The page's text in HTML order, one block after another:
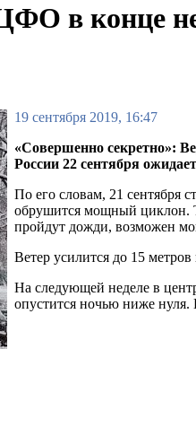
в конце
19 сентября 2019, 16:47
«Совершенно секретно»:
России 22 сентября
По его словам, 21 сентября
обрушится мощный циклон.
пройдут дожди, возможен
Ветер усилится до 15
На следующей неделе в
опустится ночью ниже нуля.